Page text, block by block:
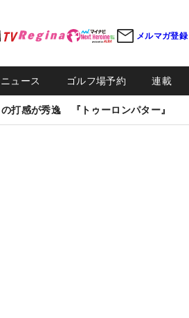
メルマガ登録
ュース ゴルフ場予約 連載
打感が秀逸 『トゥーロンパター』